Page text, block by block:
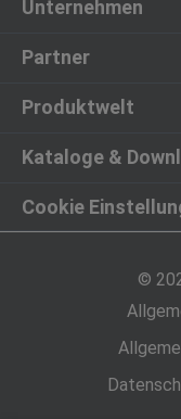
Unternehmen
Partner
Produktwelt
Kataloge &
Cookie
©